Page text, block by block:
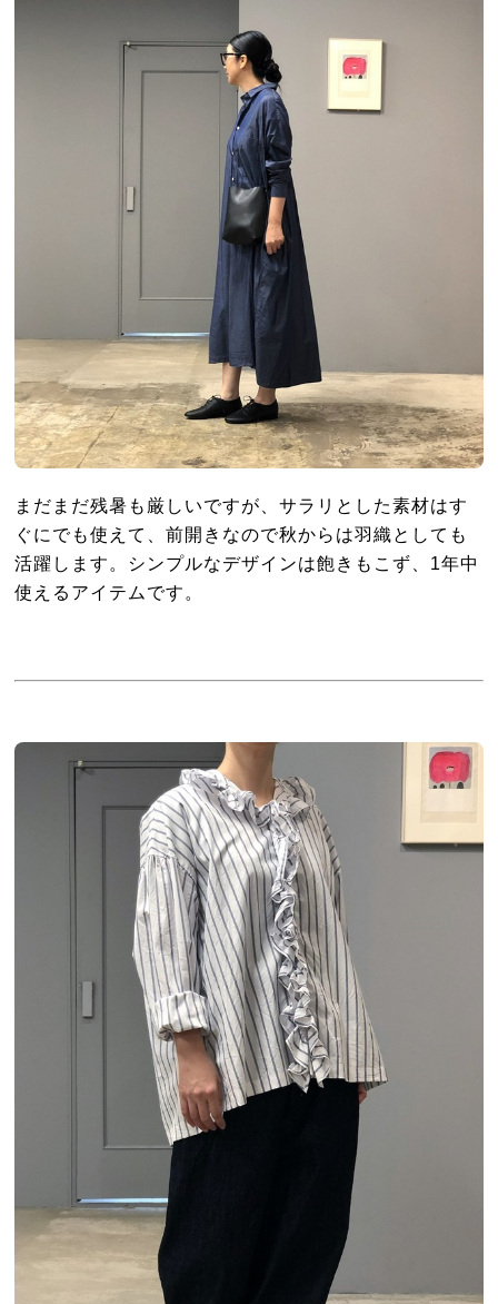
まだまだ残暑も厳しいですが、サラリとした素材はす
ぐにでも使えて、前開きなので秋からは羽織としても
活躍します。シンプルなデザインは飽きもこず、1年中
使えるアイテムです。